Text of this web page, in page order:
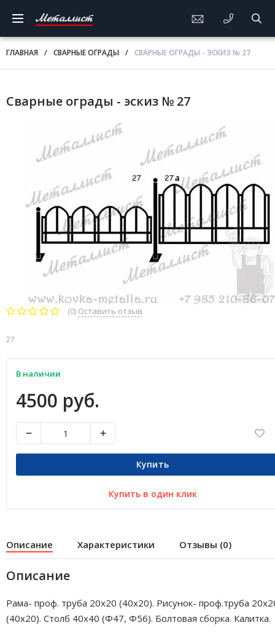
Металлист
ГЛАВНАЯ / СВАРНЫЕ ОГРАДЫ / СВАРНЫЕ ОГРАДЫ - ЭСКИЗ № 27
Сварные ограды - эскиз № 27
(0) Оставить отзыв
27
В наличии
4500 руб.
Купить
Купить в один клик
Описание Характеристики Отзывы (0)
Описание
Рама- проф. труба 20х20 (40х20). Рисунок- проф.труба
(40х20). Столб 40х40 (Ф47, Ф56). Болтовая сборка. Калитка.